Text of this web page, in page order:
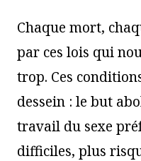
Chaque mort,
par ces lois qui
trop. Ces
dessein : le but
travail du sexe
difficiles, plus